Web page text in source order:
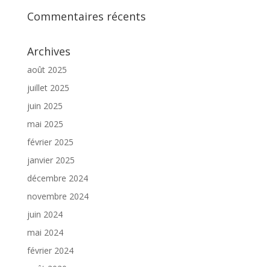
Commentaires récents
Archives
août 2025
juillet 2025
juin 2025
mai 2025
février 2025
janvier 2025
décembre 2024
novembre 2024
juin 2024
mai 2024
février 2024